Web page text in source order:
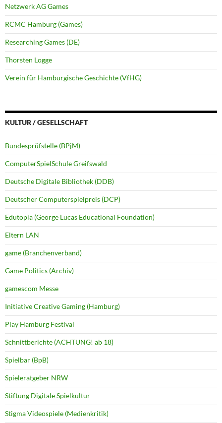
Netzwerk AG Games
RCMC Hamburg (Games)
Researching Games (DE)
Thorsten Logge
Verein für Hamburgische Geschichte (VfHG)
KULTUR / GESELLSCHAFT
Bundesprüfstelle (BPjM)
ComputerSpielSchule Greifswald
Deutsche Digitale Bibliothek (DDB)
Deutscher Computerspielpreis (DCP)
Edutopia (George Lucas Educational Foundation)
Eltern LAN
game (Branchenverband)
Game Politics (Archiv)
gamescom Messe
Initiative Creative Gaming (Hamburg)
Play Hamburg Festival
Schnittberichte (ACHTUNG! ab 18)
Spielbar (BpB)
Spieleratgeber NRW
Stiftung Digitale Spielkultur
Stigma Videospiele (Medienkritik)